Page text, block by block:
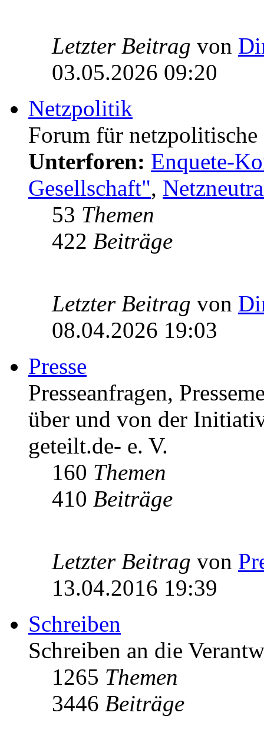
Letzter Beitrag von
03.05.2026 09:20
Netzpolitik
Forum für
Unterforen: Enquete-
Gesellschaft",
53 Themen
422 Beiträge
Letzter Beitrag von
08.04.2026 19:03
Presse
Presseanfragen,
über und von der
geteilt.de- e. V.
160 Themen
410 Beiträge
Letzter Beitrag von
13.04.2016 19:39
Schreiben
Schreiben an die
1265 Themen
3446 Beiträge